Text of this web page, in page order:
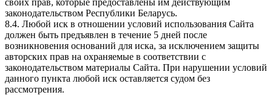
законодательством Республики Беларусь.
8.4. Любой иск в отношении условий использования Сайта
должен быть предъявлен в течение 5 дней после
возникновения оснований для иска, за исключением защиты
авторских прав на охраняемые в соответствии с
законодательством материалы Сайта. При нарушении условий
данного пункта любой иск оставляется судом без
рассмотрения.